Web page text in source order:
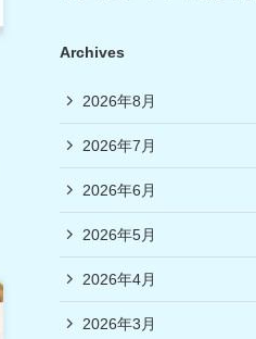
Archives
2026年8月
2026年7月
2026年6月
2026年5月
2026年4月
2026年3月